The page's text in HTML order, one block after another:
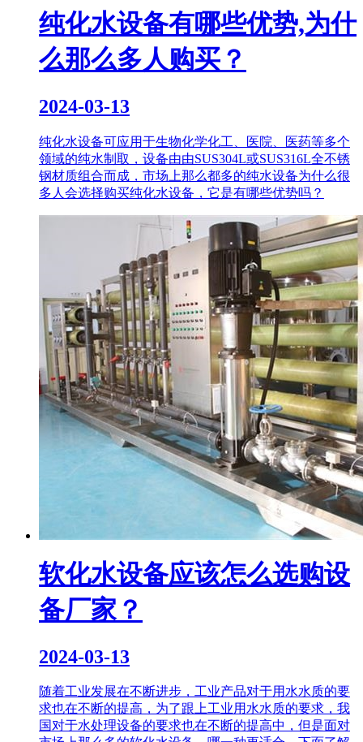
纯化水设备有哪些优势,为什
么那么多人购买？
2024-03-13
纯化水设备可应用于生物化学化工、医院、医药等多个
领域的纯水制取，设备由由SUS304L或SUS316L全不锈
钢材质组合而成，市场上那么都多的纯水设备为什么很
多人会选择购买纯化水设备，它是有哪些优势吗？
软化水设备应该怎么选购设
备厂家？
2024-03-13
随着工业发展在不断进步，工业产品对于用水水质的要
求也在不断的提高，为了跟上工业用水水质的要求，我
国对于水处理设备的要求也在不断的提高中，但是面对